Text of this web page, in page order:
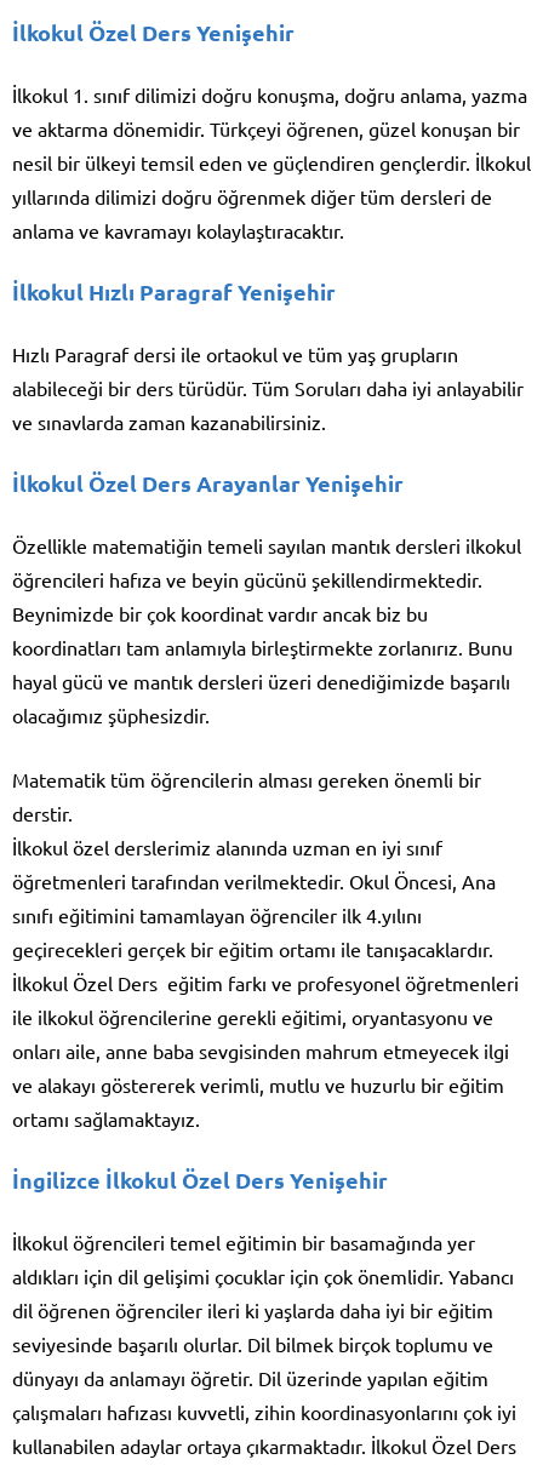
İlkokul Özel Ders Yenişehir
İlkokul 1. sınıf dilimizi doğru konuşma, doğru anlama, yazma
ve aktarma dönemidir. Türkçeyi öğrenen, güzel konuşan bir
nesil bir ülkeyi temsil eden ve güçlendiren gençlerdir. İlkokul
yıllarında dilimizi doğru öğrenmek diğer tüm dersleri de
anlama ve kavramayı kolaylaştıracaktır.
İlkokul Hızlı Paragraf Yenişehir
Hızlı Paragraf dersi ile ortaokul ve tüm yaş grupların
alabileceği bir ders türüdür. Tüm Soruları daha iyi anlayabilir
ve sınavlarda zaman kazanabilirsiniz.
İlkokul Özel Ders Arayanlar Yenişehir
Özellikle matematiğin temeli sayılan mantık dersleri ilkokul
öğrencileri hafıza ve beyin gücünü şekillendirmektedir.
Beynimizde bir çok koordinat vardır ancak biz bu
koordinatları tam anlamıyla birleştirmekte zorlanırız. Bunu
hayal gücü ve mantık dersleri üzeri denediğimizde başarılı
olacağımız şüphesizdir.
Matematik tüm öğrencilerin alması gereken önemli bir
derstir.
İlkokul özel derslerimiz alanında uzman en iyi sınıf
öğretmenleri tarafından verilmektedir. Okul Öncesi, Ana
sınıfı eğitimini tamamlayan öğrenciler ilk 4.yılını
geçirecekleri gerçek bir eğitim ortamı ile tanışacaklardır.
İlkokul Özel Ders eğitim farkı ve profesyonel öğretmenleri
ile ilkokul öğrencilerine gerekli eğitimi, oryantasyonu ve
onları aile, anne baba sevgisinden mahrum etmeyecek ilgi
ve alakayı göstererek verimli, mutlu ve huzurlu bir eğitim
ortamı sağlamaktayız.
İngilizce İlkokul Özel Ders Yenişehir
İlkokul öğrencileri temel eğitimin bir basamağında yer
aldıkları için dil gelişimi çocuklar için çok önemlidir. Yabancı
dil öğrenen öğrenciler ileri ki yaşlarda daha iyi bir eğitim
seviyesinde başarılı olurlar. Dil bilmek birçok toplumu ve
dünyayı da anlamayı öğretir. Dil üzerinde yapılan eğitim
çalışmaları hafızası kuvvetli, zihin koordinasyonlarını çok iyi
kullanabilen adaylar ortaya çıkarmaktadır. İlkokul Özel Ders